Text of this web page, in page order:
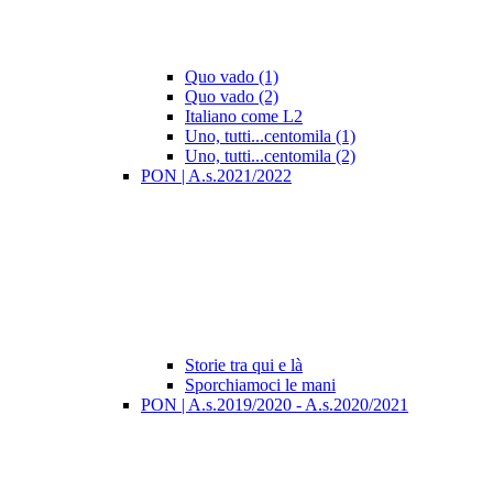
Quo vado (1)
Quo vado (2)
Italiano come L2
Uno, tutti...centomila (1)
Uno, tutti...centomila (2)
PON | A.s.2021/2022
Storie tra qui e là
Sporchiamoci le mani
PON | A.s.2019/2020 - A.s.2020/2021